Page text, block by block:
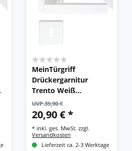
MeinTürgriff
Drückergarnitur
Trento Weiß
Türdrücker Eckig BB
PZ WC
UVP 39,90 €
20,90 € *
* inkl. ges. MwSt. zzgl.
Versandkosten
Lieferzeit ca. 2-3 Werktage